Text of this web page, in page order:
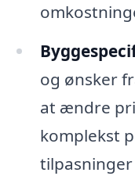
og ønsker
at ændre
komplekst